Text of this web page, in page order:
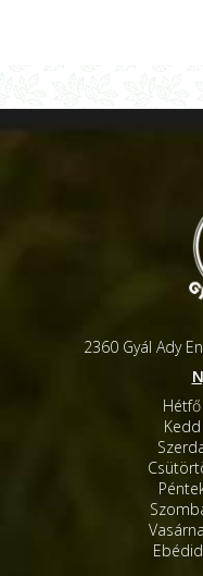
2360 Gyál Ady
Hétfő
Kedd